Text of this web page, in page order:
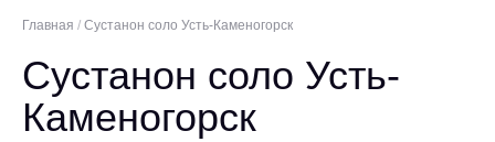
Главная / Сустанон соло Усть-Каменогорск
Сустанон соло Усть-
Каменогорск